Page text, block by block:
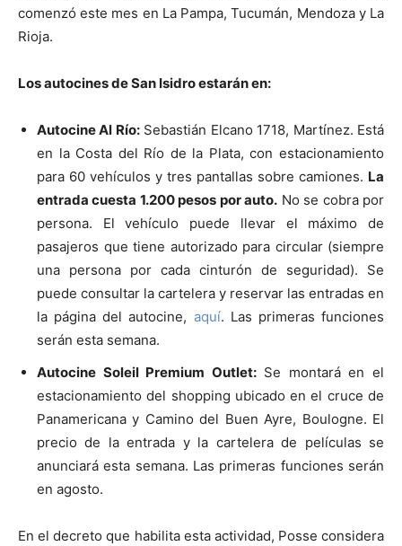
comenzó este mes en La Pampa, Tucumán, Mendoza y La
Rioja.
Los autocines de San Isidro estarán en:
Autocine Al Río:Sebastián Elcano 1718, Martínez. Está
en la Costa del Río de la Plata, con estacionamiento
para 60 vehículos y tres pantallas sobre camiones. La
entrada cuesta 1.200 pesos por auto. No se cobra por
persona. El vehículo puede llevar el máximo de
pasajeros que tiene autorizado para circular (siempre
una persona por cada cinturón de seguridad). Se
puede consultar la cartelera y reservar las entradas en
la página del autocine, aquí. Las primeras funciones
serán esta semana.
Autocine Soleil Premium Outlet:Se montará en el
estacionamiento del shopping ubicado en el cruce de
Panamericana y Camino del Buen Ayre, Boulogne. El
precio de la entrada y la cartelera de películas se
anunciará esta semana. Las primeras funciones serán
en agosto.
En el decreto que habilita esta actividad, Posse considera